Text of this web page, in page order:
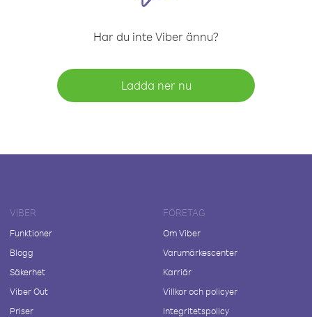
Har du inte Viber ännu?
Ladda ner nu
VIBER
Funktioner
Blogg
Säkerhet
Viber Out
Priser
FÖRETAG
Om Viber
Varumärkescenter
Karriär
Villkor och policyer
Integritetspolicy